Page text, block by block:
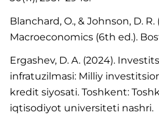
Blanchard, O., & Johnson, D. R.
Macroeconomics (6th ed.).
Ergashev, D. A. (2024).
infratuzilmasi: Milliy
kredit siyosati. Toshkent:
iqtisodiyot universiteti nashri.